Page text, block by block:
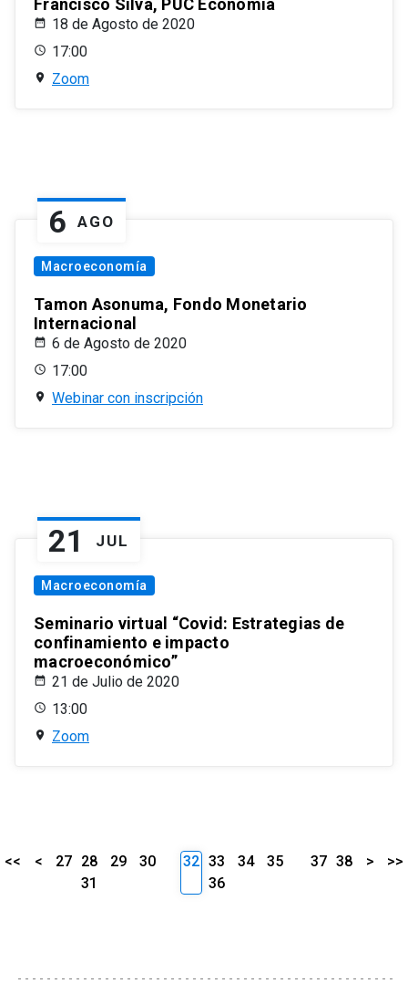
Francisco Silva, PUC Economía
18 de Agosto de 2020
17:00
Zoom
6 AGO
Macroeconomía
Tamon Asonuma, Fondo Monetario
Internacional
6 de Agosto de 2020
17:00
Webinar con inscripción
21 JUL
Macroeconomía
Seminario virtual “Covid: Estrategias de
confinamiento e impacto
macroeconómico”
21 de Julio de 2020
13:00
Zoom
<< < 27 28 29
30
31
32 33 34
35
36
37 38 > >>